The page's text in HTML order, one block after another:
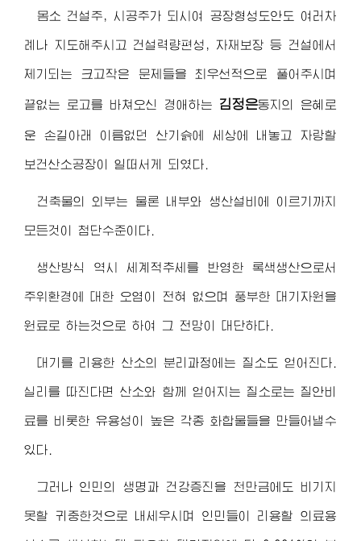
몸소 건설주, 시공주가 되시여 공장형성도안도 여러차
례나 지도해주시고 건설력량편성, 자재보장 등 건설에서
제기되는 크고작은 문제들을 최우선적으로 풀어주시며
끝없는 로고를 바쳐오신 경애하는 김정은동지 의 은혜로
운 손길아래 이름없던 산기슭에 세상에 내놓고 자랑할
보건산소공장이 일떠서게 되였다.
건축물의 외부는 물론 내부와 생산설비에 이르기까지
모든것이 첨단수준이다.
생산방식 역시 세계적추세를 반영한 록색생산으로서
주위환경에 대한 오염이 전혀 없으며 풍부한 대기자원을
원료로 하는것으로 하여 그 전망이 대단하다.
대기를 리용한 산소의 분리과정에는 질소도 얻어진다.
실리를 따진다면 산소와 함께 얻어지는 질소로는 질안비
료를 비롯한 유용성이 높은 각종 화합물들을 만들어낼수
있다.
그러나 인민의 생명과 건강증진을 천만금에도 비기지
못할 귀중한것으로 내세우시며 인민들이 리용할 의료용